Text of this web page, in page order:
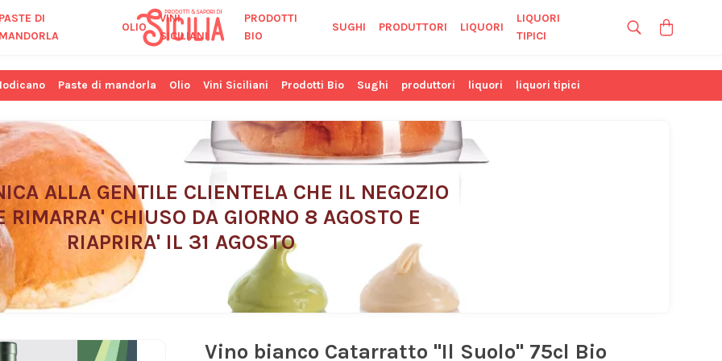
PASTE DI
MANDORLA
OLIO
VINI
SICILIANI
PRODOTTI
BIO
SUGHI PRODUTTORI LIQUORI
LIQUORI
TIPICI
Paste di mandorla Olio Vini Siciliani Prodotti Bio Sughi produttori liquori liquori tipici
ALLA GENTILE CLIENTELA CHE IL NEGOZIO
RIMARRA' CHIUSO DA GIORNO 8 AGOSTO E
RIAPRIRA' IL 31 AGOSTO
Vino bianco Catarratto "Il Suolo" 75cl Bio